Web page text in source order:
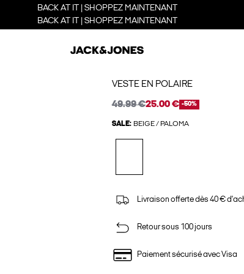
BACK AT IT | SHOPPEZ MAINTENANT
BACK AT IT | SHOPPEZ MAINTENANT
VESTE EN POLAIRE
49.99 €25.00 € -50%
SALE: BEIGE / PALOMA
Livraison offerte dès 40 €
Retour sous 100 jours
Paiement sécurisé avec Visa